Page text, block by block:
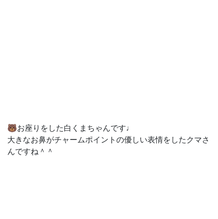
🐻お座りをした白くまちゃんです♩
大きなお鼻がチャームポイントの優しい表情をしたクマさ
んですね＾＾